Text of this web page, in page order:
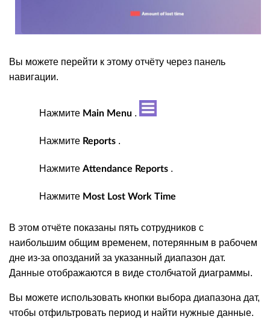
Вы можете перейти к этому отчёту через панель
навигации.
Нажмите Main Menu .
Нажмите Reports .
Нажмите Attendance Reports .
Нажмите Most Lost Work Time
В этом отчёте показаны пять сотрудников с
наибольшим общим временем, потерянным в рабочем
дне из‑за опозданий за указанный диапазон дат.
Данные отображаются в виде столбчатой диаграммы.
Вы можете использовать кнопки выбора диапазона дат,
чтобы отфильтровать период и найти нужные данные.